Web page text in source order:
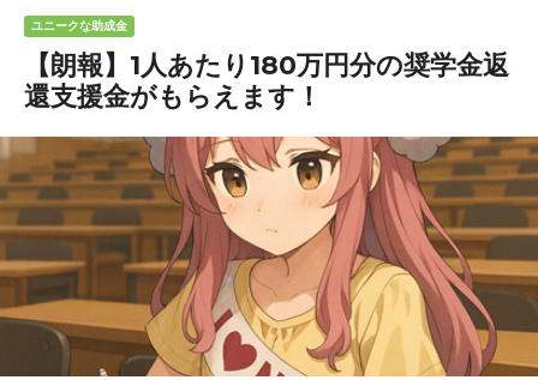
ユニークな助成金
【朗報】1人あたり180万円分の奨学金返
還支援金がもらえます！